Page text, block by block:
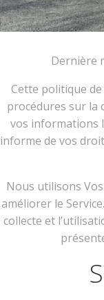
Dernière
Cette politique
procédures sur la
vos informations
informe de vos
Nous utilisons
améliorer le
collecte et